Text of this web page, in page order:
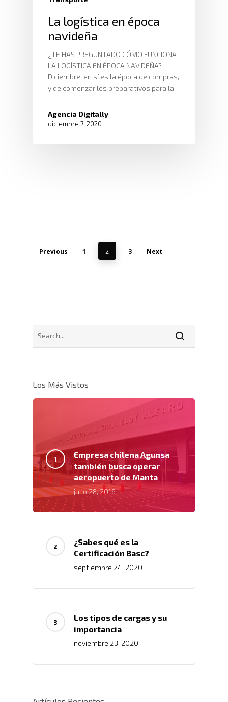
La logística en época
navideña
¿TE HAS PREGUNTADO CÓMO FUNCIONA
LA LOGÍSTICA EN ÉPOCA NAVIDEÑA?
Diciembre, en sí es la época de compras,
y de comenzar los preparativos para la…
Agencia Digitally
diciembre 7, 2020
Previous 1 2 3 Next
Los Más Vistos
Empresa chilena Agunsa
también busca operar
aeropuerto de Manta
julio 28, 2016
¿Sabes qué es la
Certificación Basc?
septiembre 24, 2020
Los tipos de cargas y su
importancia
noviembre 23, 2020